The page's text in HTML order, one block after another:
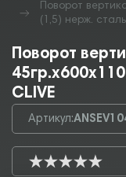
Поворот
(1,5) нерж.
Поворот
CLIVE
Артикул: